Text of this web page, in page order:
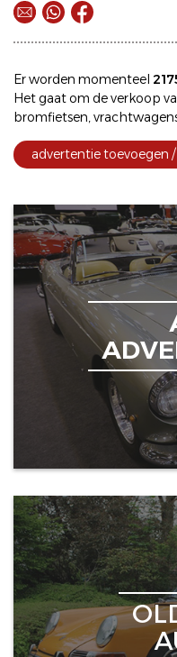
Er worden momenteel
Het gaat om deverkoop
bromfietsen,
advertentie toevoegen